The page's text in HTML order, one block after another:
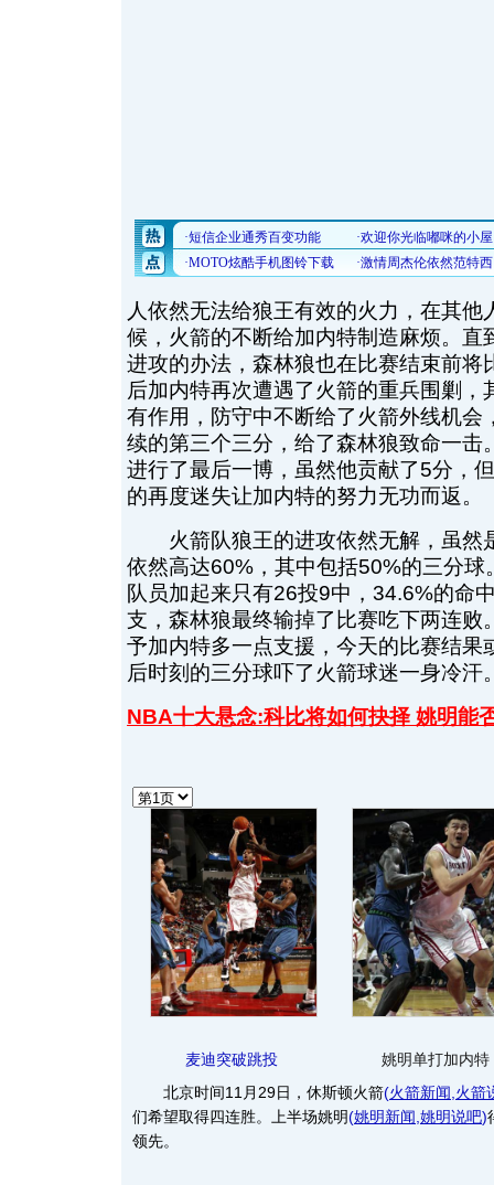
人依然无法给狼王有效的火力，在其他
候，火箭的不断给加内特制造麻烦。直
进攻的办法，森林狼也在比赛结束前将
后加内特再次遭遇了火箭的重兵围剿，
有作用，防守中不断给了火箭外线机会
续的第三个三分，给了森林狼致命一击
进行了最后一博，虽然他贡献了5分，
的再度迷失让加内特的努力无功而返。
火箭队狼王的进攻依然无解，虽然
依然高达60%，其中包括50%的三分
队员加起来只有26投9中，34.6%的命
支，森林狼最终输掉了比赛吃下两连败
予加内特多一点支援，今天的比赛结果
后时刻的三分球吓了火箭球迷一身冷汗
NBA十大悬念:科比将如何抉择 姚明能
麦迪突破跳投
姚明单打加内特
北京时间11月29日，休斯顿火箭(火箭新闻 火箭
们希望取得四连胜。上半场姚明(姚明新闻 姚明说吧)
领先。